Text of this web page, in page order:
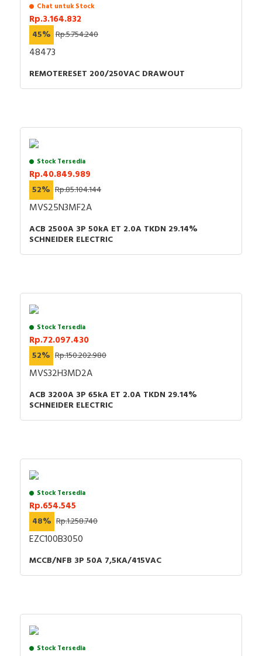
Chat untuk Stock
Rp.3.164.832
45% Rp.5.754.240
48473
REMOTERESET 200/250VAC DRAWOUT
Stock Tersedia
Rp.40.849.989
52% Rp.85.104.144
MVS25N3MF2A
ACB 2500A 3P 50kA ET 2.0A TKDN 29.14%
SCHNEIDER ELECTRIC
Stock Tersedia
Rp.72.097.430
52% Rp.150.202.980
MVS32H3MD2A
ACB 3200A 3P 65kA ET 2.0A TKDN 29.14%
SCHNEIDER ELECTRIC
Stock Tersedia
Rp.654.545
48% Rp.1.258.740
EZC100B3050
MCCB/NFB 3P 50A 7,5KA/415VAC
Stock Tersedia